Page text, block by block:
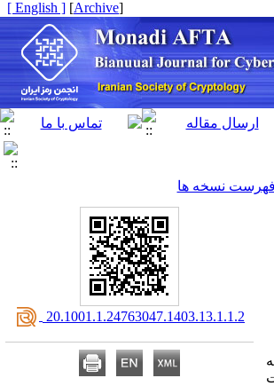
[
Archive
]
[ English ]
نسخه ها
‎ 20.1001.1.24763047.1403.13.1.1.2